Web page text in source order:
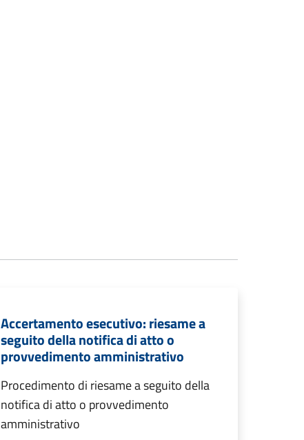
Accertamento esecutivo: riesame a
seguito della notifica di atto o
provvedimento amministrativo
Procedimento di riesame a seguito della
notifica di atto o provvedimento
amministrativo